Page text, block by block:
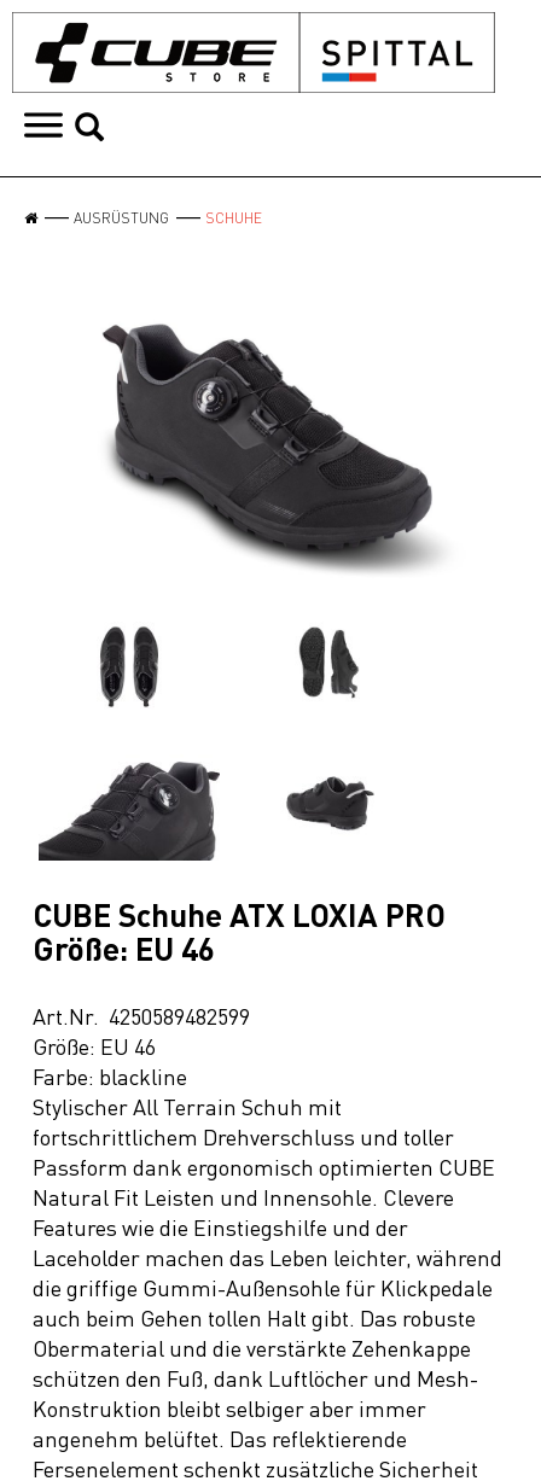
AUSRÜSTUNG SCHUHE
CUBE Schuhe ATX LOXIA PRO
Größe: EU 46
Art.Nr. 4250589482599
Größe: EU 46
Farbe: blackline
Stylischer All Terrain Schuh mit
fortschrittlichem Drehverschluss und toller
Passform dank ergonomisch optimierten CUBE
Natural Fit Leisten und Innensohle. Clevere
Features wie die Einstiegshilfe und der
Laceholder machen das Leben leichter, während
die griffige Gummi-Außensohle für Klickpedale
auch beim Gehen tollen Halt gibt. Das robuste
Obermaterial und die verstärkte Zehenkappe
schützen den Fuß, dank Luftlöcher und Mesh-
Konstruktion bleibt selbiger aber immer
angenehm belüftet. Das reflektierende
Fersenelement schenkt zusätzliche Sicherheit